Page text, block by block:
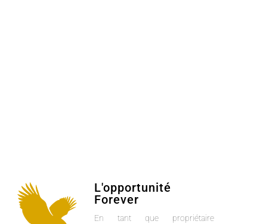
L'opportunité
Forever
En tant que propriétaire